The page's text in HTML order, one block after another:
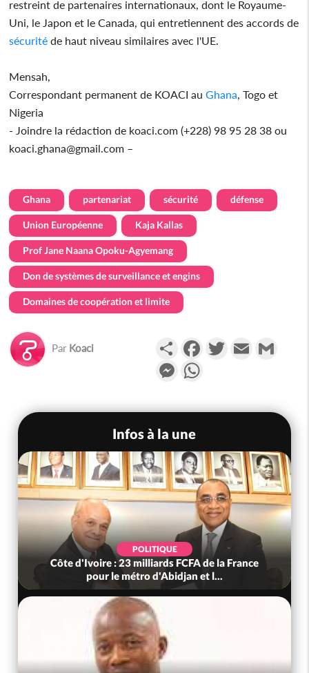
restreint de partenaires internationaux, dont le Royaume-
Uni, le Japon et le Canada, qui entretiennent des accords de
sécurité de haut niveau similaires avec l'UE.
Mensah,
Correspondant permanent de KOACI auGhana, Togo et
Nigeria
- Joindre la rédaction de koaci.com (+228) 98 95 28 38 ou
koaci.ghana@gmail.com –
Ghana partenariat sécurité défense
Union Européenne Kaja Kallas
Prof Jane Naana Opoku-Agyemang
Don de systèmes de surveillance et engins
Domaines de coopération et limite
Par Koaci PartagerFacebookTwitterEmail
Messenger
Infos à la une
POLITIQUE
Côte d'Ivoire : 23 milliards FCFA de la France
pour le métro d'Abidjan et l...